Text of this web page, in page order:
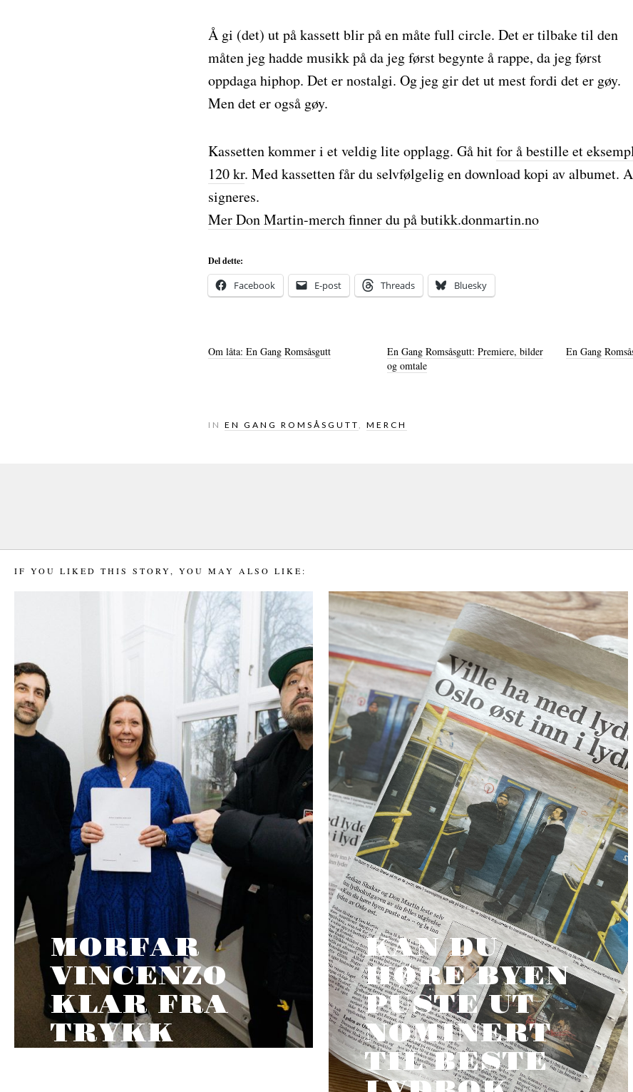
Å gi (det) ut på kassett blir på en måte full circle. Det er tilbake til den
måten jeg hadde musikk på da jeg først begynte å rappe, da jeg først
oppdaga hiphop. Det er nostalgi. Og jeg gir det ut mest fordi det er gøy.
Men det er også gøy.
Kassetten kommer i et veldig lite opplagg. Gå hitfor å bestille et
120 kr. Med kassetten får du selvfølgelig en download kopi av albumet.
signeres.
Mer Don Martin-merch finner du på butikk.donmartin.no
Del dette:
Facebook E-post Threads Bluesky
Om låta: En Gang Romsåsgutt
En Gang Romsåsgutt: Premiere, bilder
og omtale
En Gang
IN EN GANG ROMSÅSGUTT, MERCH
IF YOU LIKED THIS STORY, YOU MAY ALSO LIKE:
MORFAR
VINCENZO
KLAR FRA
TRYKK
KAN DU
HØRE BYEN
PUSTE UT
NOMINERT
TIL BESTE